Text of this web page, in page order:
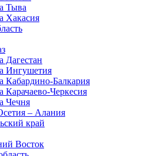
Тыва
Хакасия
Дагестан
Ингушетия
Кабардино-Балкария
Карачаево-Черкесия
Чечня
– Алания
край
Восток